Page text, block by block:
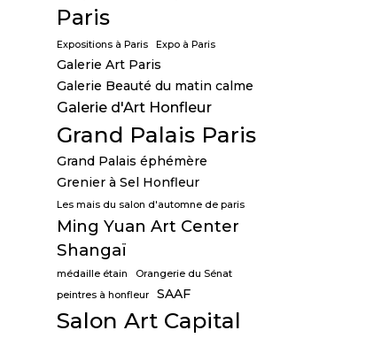
Paris
Expositions à Paris Expo à Paris
Galerie Art Paris
Galerie Beauté du matin calme
Galerie d'Art Honfleur
Grand Palais Paris
Grand Palais éphémère
Grenier à Sel Honfleur
Les mais du salon d'automne de paris
Ming Yuan Art Center
Shangaï
médaille étain
Orangerie du Sénat
peintres à honfleur
SAAF
Salon Art Capital